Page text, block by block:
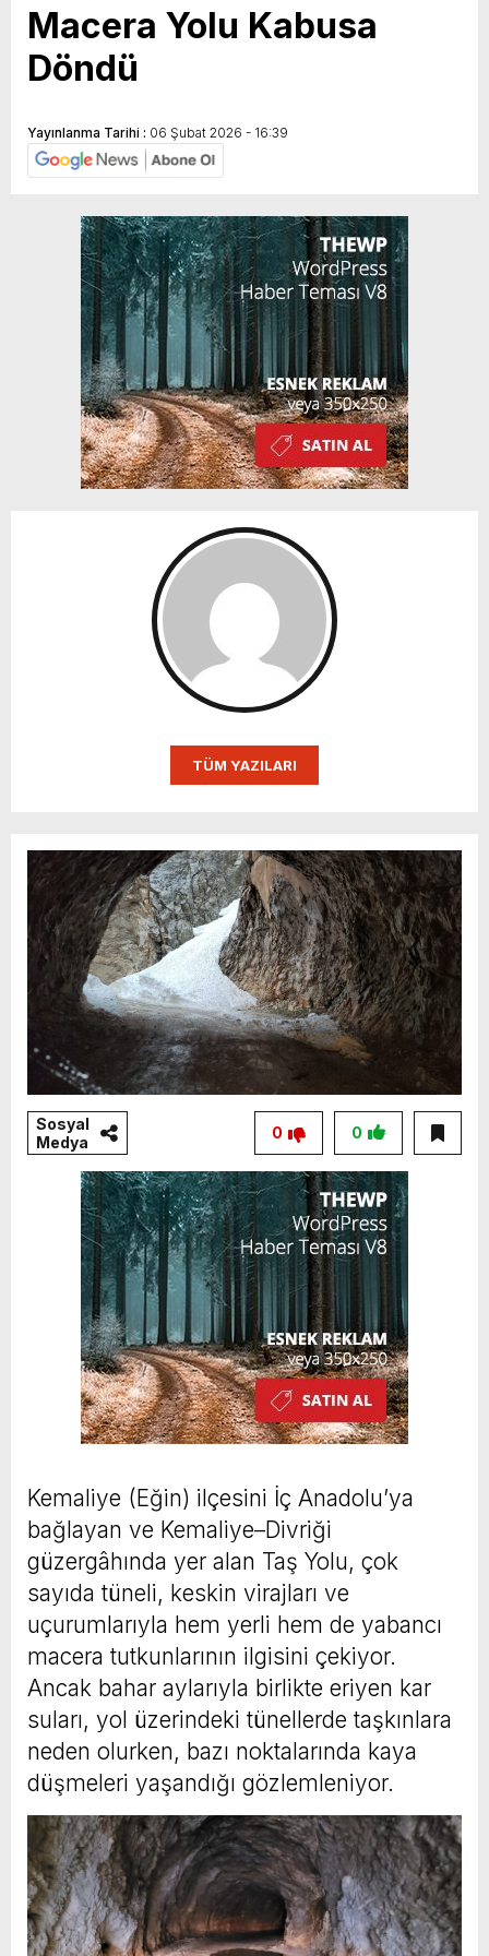
Macera Yolu Kabusa
Döndü
Yayınlanma Tarihi : 06 Şubat 2026 - 16:39
TÜM YAZILARI
Sosyal
Medya
0
0
Kemaliye (Eğin) ilçesini İç Anadolu’ya
bağlayan ve Kemaliye–Divriği
güzergâhında yer alan Taş Yolu, çok
sayıda tüneli, keskin virajları ve
uçurumlarıyla hem yerli hem de yabancı
macera tutkunlarının ilgisini çekiyor.
Ancak bahar aylarıyla birlikte eriyen kar
suları, yol üzerindeki tünellerde taşkınlara
neden olurken, bazı noktalarında kaya
düşmeleri yaşandığı gözlemleniyor.